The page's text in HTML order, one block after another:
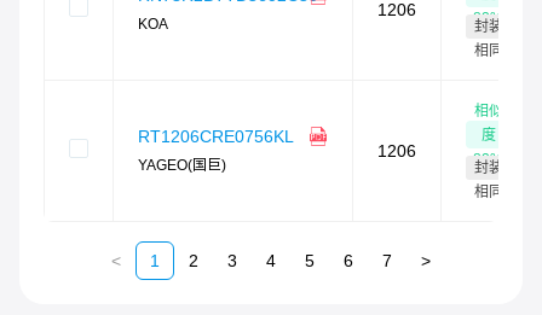
KOA
1206
82%
封装
相同
RT1206CRE0756KL
YAGEO(国巨)
1206
相似
度
82%
封装
相同
< 1 2 3 4 5 6 7 >